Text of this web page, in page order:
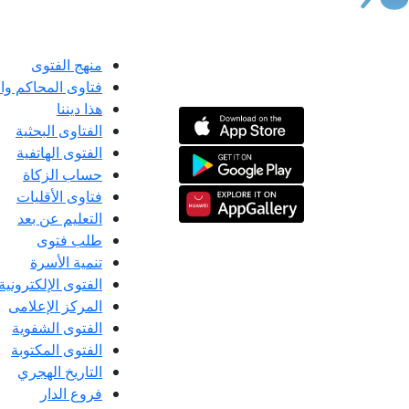
منهج الفتوى
فتاوى المحاكم
هذا ديننا
الفتاوى البحثية
الفتوى الهاتفية
حساب الزكاة
فتاوى الأقليات
التعليم عن بعد
طلب فتوى
تنمية الأسرة
الفتوى الإلكترونية
المركز الإعلامى
الفتوى الشفوية
الفتوى المكتوبة
التاريخ الهجري
فروع الدار